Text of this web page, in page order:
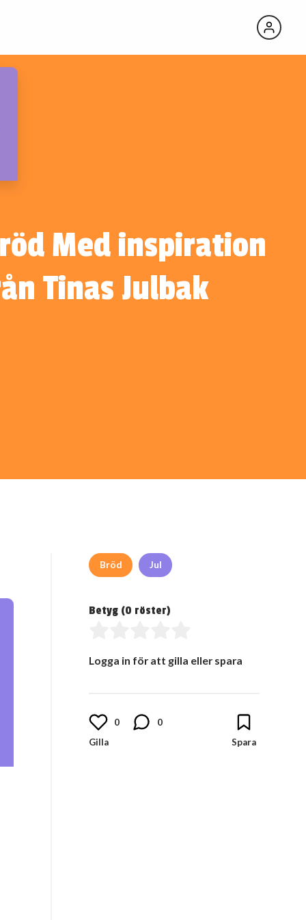
Med inspiration
Tinas Julbak
Bröd Jul
Betyg (0 röster)
Logga in för att gilla eller spara
0 0